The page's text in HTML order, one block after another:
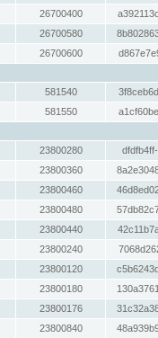
26700400
26700580
26700600
581540
581550
23800280
23800360
23800460
23800480
23800440
23800240
23800120
23800180
23800176
23800840